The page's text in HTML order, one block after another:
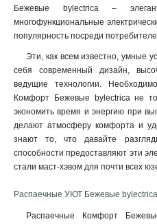
Бежевые bylectrica –
многофункциональные
популярность посреди
Эти, как всем известно, умные
себя современный дизайн,
ведущие технологии.
Комфорт Бежевые bylectrica не
экономить время и энергию при
делают атмосферу комфорта и
знают то, что давайте
способности предоставляют эти
стали маст-хэвом для почти всех
Распаечные УЮТ Бежевые bylectrica
Распаечные Комфорт